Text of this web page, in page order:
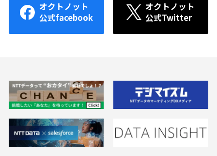
オクトノット
公式facebook
オクトノット
公式Twitter